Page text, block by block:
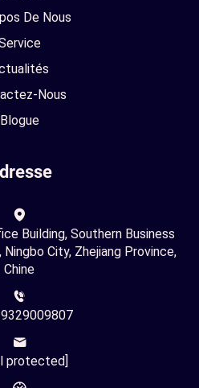
De Nous
Nous
Blogue
Building, Southern Business
City, Zhejiang Province,
Chine
protected]